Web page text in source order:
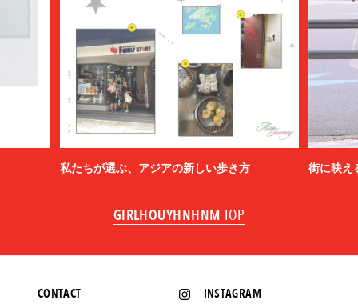
私たちが選ぶ、アジアの新しい歩き方 街に映え
GIRLHOUYHNHNM TOP
INSTAGRAM
CONTACT